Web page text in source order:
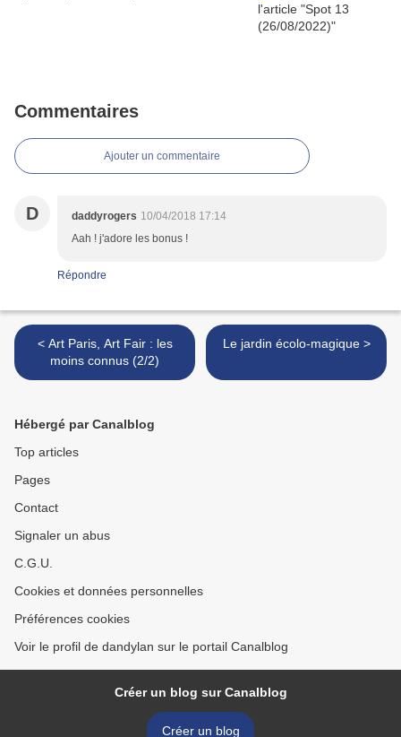
Commentaires
Ajouter un commentaire
D daddyrogers 10/04/2018 17:14
Aah ! j'adore les bonus !
Répondre
< Art Paris, Art Fair : les
moins connus (2/2)
Le jardin écolo-magique >
Hébergé par Canalblog
Top articles
Pages
Contact
Signaler un abus
C.G.U.
Cookies et données personnelles
Préférences cookies
Voir le profil de dandylan sur le portail Canalblog
Créer un blog sur Canalblog
Créer un blog